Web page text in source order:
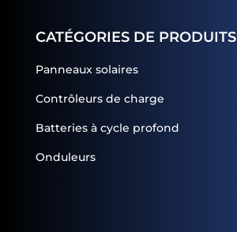
CATÉGORIES DE PRODUITS
Panneaux solaires
Contrôleurs de charge
Batteries à cycle profond
Onduleurs